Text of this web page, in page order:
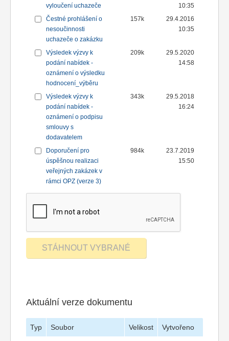
vyloučení uchazeče
10:35
Čestné prohlášení o
nesoučinnosti
uchazeče o zakázku
157k
29.4.2016
10:35
Výsledek výzvy k
podání nabídek -
oznámení o výsledku
hodnocení_výběru
209k
29.5.2020
14:58
Výsledek výzvy k
podání nabídek -
oznámení o podpisu
smlouvy s
dodavatelem
343k
29.5.2018
16:24
Doporučení pro
úspěšnou realizaci
veřejných zakázek v
rámci OPZ (verze 3)
984k
23.7.2019
15:50
Aktuální verze dokumentu
Typ Soubor Velikost Vytvořeno